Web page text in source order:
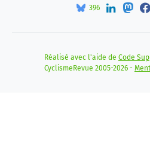
396
Réalisé avec l'aide de Code
CyclismeRevue 2005-2026 -